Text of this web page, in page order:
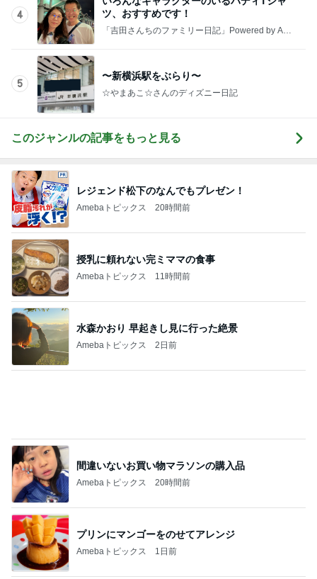
5
〜新横浜駅をぶらり〜
このジャンルの記事をもっと見る
Amebaトピックス 20時間前
授乳に頼れない完ミママの食事
Amebaトピックス 11時間前
水森かおり 早起きし見に行った絶景
Amebaトピックス 2日前
プリンにマンゴーをのせてアレンジ
Amebaトピックス 1日前